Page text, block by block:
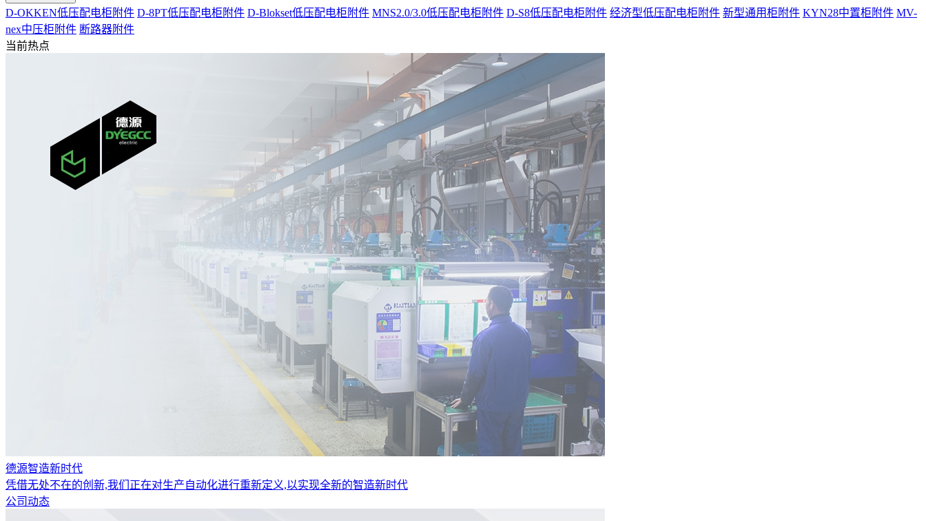
D-OKKEN低压配电柜附件 D-8PT低压配电柜附件 D-Blokset低压配电柜附件 MNS2.0/3.0低压配电柜附件 D-S8低压配电柜附件 经济型低压配电柜附件 新型通用柜附件 KYN28中置柜附件 MV-
nex中压柜附件 断路器附件
当前热点
德源智造新时代
凭借无处不在的创新,我们正在对生产自动化进行重新定义,以实现全新的智造新时代
公司动态